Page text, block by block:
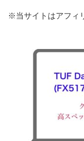
※当サイトはアフィ